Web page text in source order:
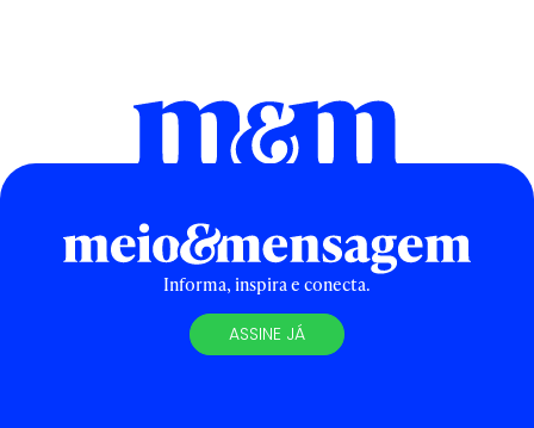
Informa, inspira e conecta.
ASSINE JÁ